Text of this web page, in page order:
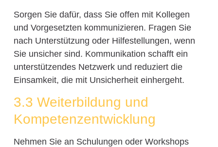
Sorgen Sie dafür, dass Sie offen mit Kollegen
und Vorgesetzten kommunizieren. Fragen Sie
nach Unterstützung oder Hilfestellungen, wenn
Sie unsicher sind. Kommunikation schafft ein
unterstützendes Netzwerk und reduziert die
Einsamkeit, die mit Unsicherheit einhergeht.
3.3 Weiterbildung und
Kompetenzentwicklung
Nehmen Sie an Schulungen oder Workshops